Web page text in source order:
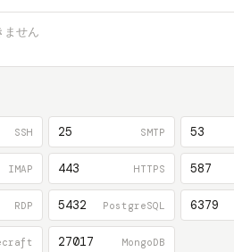
ません
SSH 25 SMTP 53
IMAP 443 HTTPS 587
RDP 5432 PostgreSQL 6379
27017 MongoDB